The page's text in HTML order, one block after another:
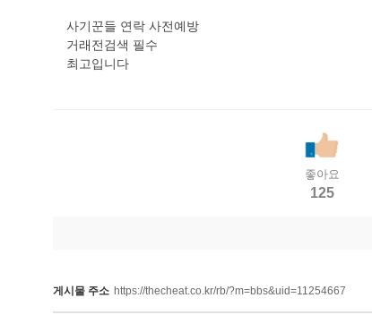
사기꾼들 연락 사전예방
거래전검색 필수
최고입니다
좋아요
125
게시물 주소 https://thecheat.co.kr/rb/?m=bbs&uid=11254667